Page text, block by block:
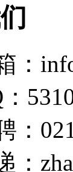
：
：
：